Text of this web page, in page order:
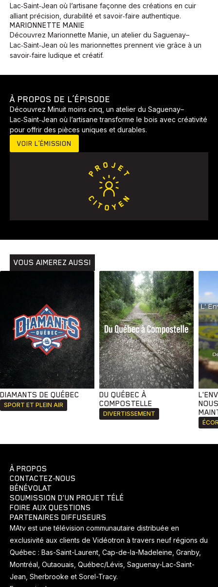
Développement Histoires
Voyage Yoga
Lac‑Saint‑Jean où l’artisane façonne des créations en cuir
alliant précision, durabilité et savoir‑faire authentique.
MARIONNETTE MANIE
Découvrez Marionnette Manie, un atelier du Saguenay–
Lac‑Saint‑Jean où les marionnettes prennent vie grâce à un
savoir‑faire ludique et créatif.
À PROPOS DE L’ÉPISODE
Découvrez Minuit moins cinq, un atelier du Saguenay–
Lac‑Saint‑Jean où l’artisane transforme le bois avec créativité
pour offrir des pièces uniques et durables.
VOIR L’ÉMISSION
VOUS AIMEREZ AUSSI
DIAMANTS DE QUÉBEC
SPORT ET PLEIN AIR
DU QUÉBEC À
COMPOSTELLE
DIVERTISSEMENT
À PROPOS
CONTACTEZ-NOUS
BÉNÉVOLAT
SOUMISSION D'UN PROJET TÉLÉ
FOIRE AUX QUESTIONS
PARTENAIRES DIFFUSEURS
MAtv est une télévision communautaire distribuée en
exclusivité aux clients de Vidéotron à travers neuf régions du
Québec : Bas-Saint-Laurent, Cap-de-la-Madeleine, Granby,
Montréal, Outaouais, Québec/Lévis, Saguenay-Lac-Saint-
Jean, Sherbrooke et Sorel-Tracy.